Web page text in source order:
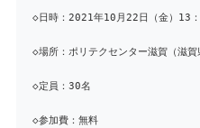
◇日時：2021年10月22日（金）13
◇場所：ポリテクセンター滋賀（滋
◇定員：30名
◇参加費：無料